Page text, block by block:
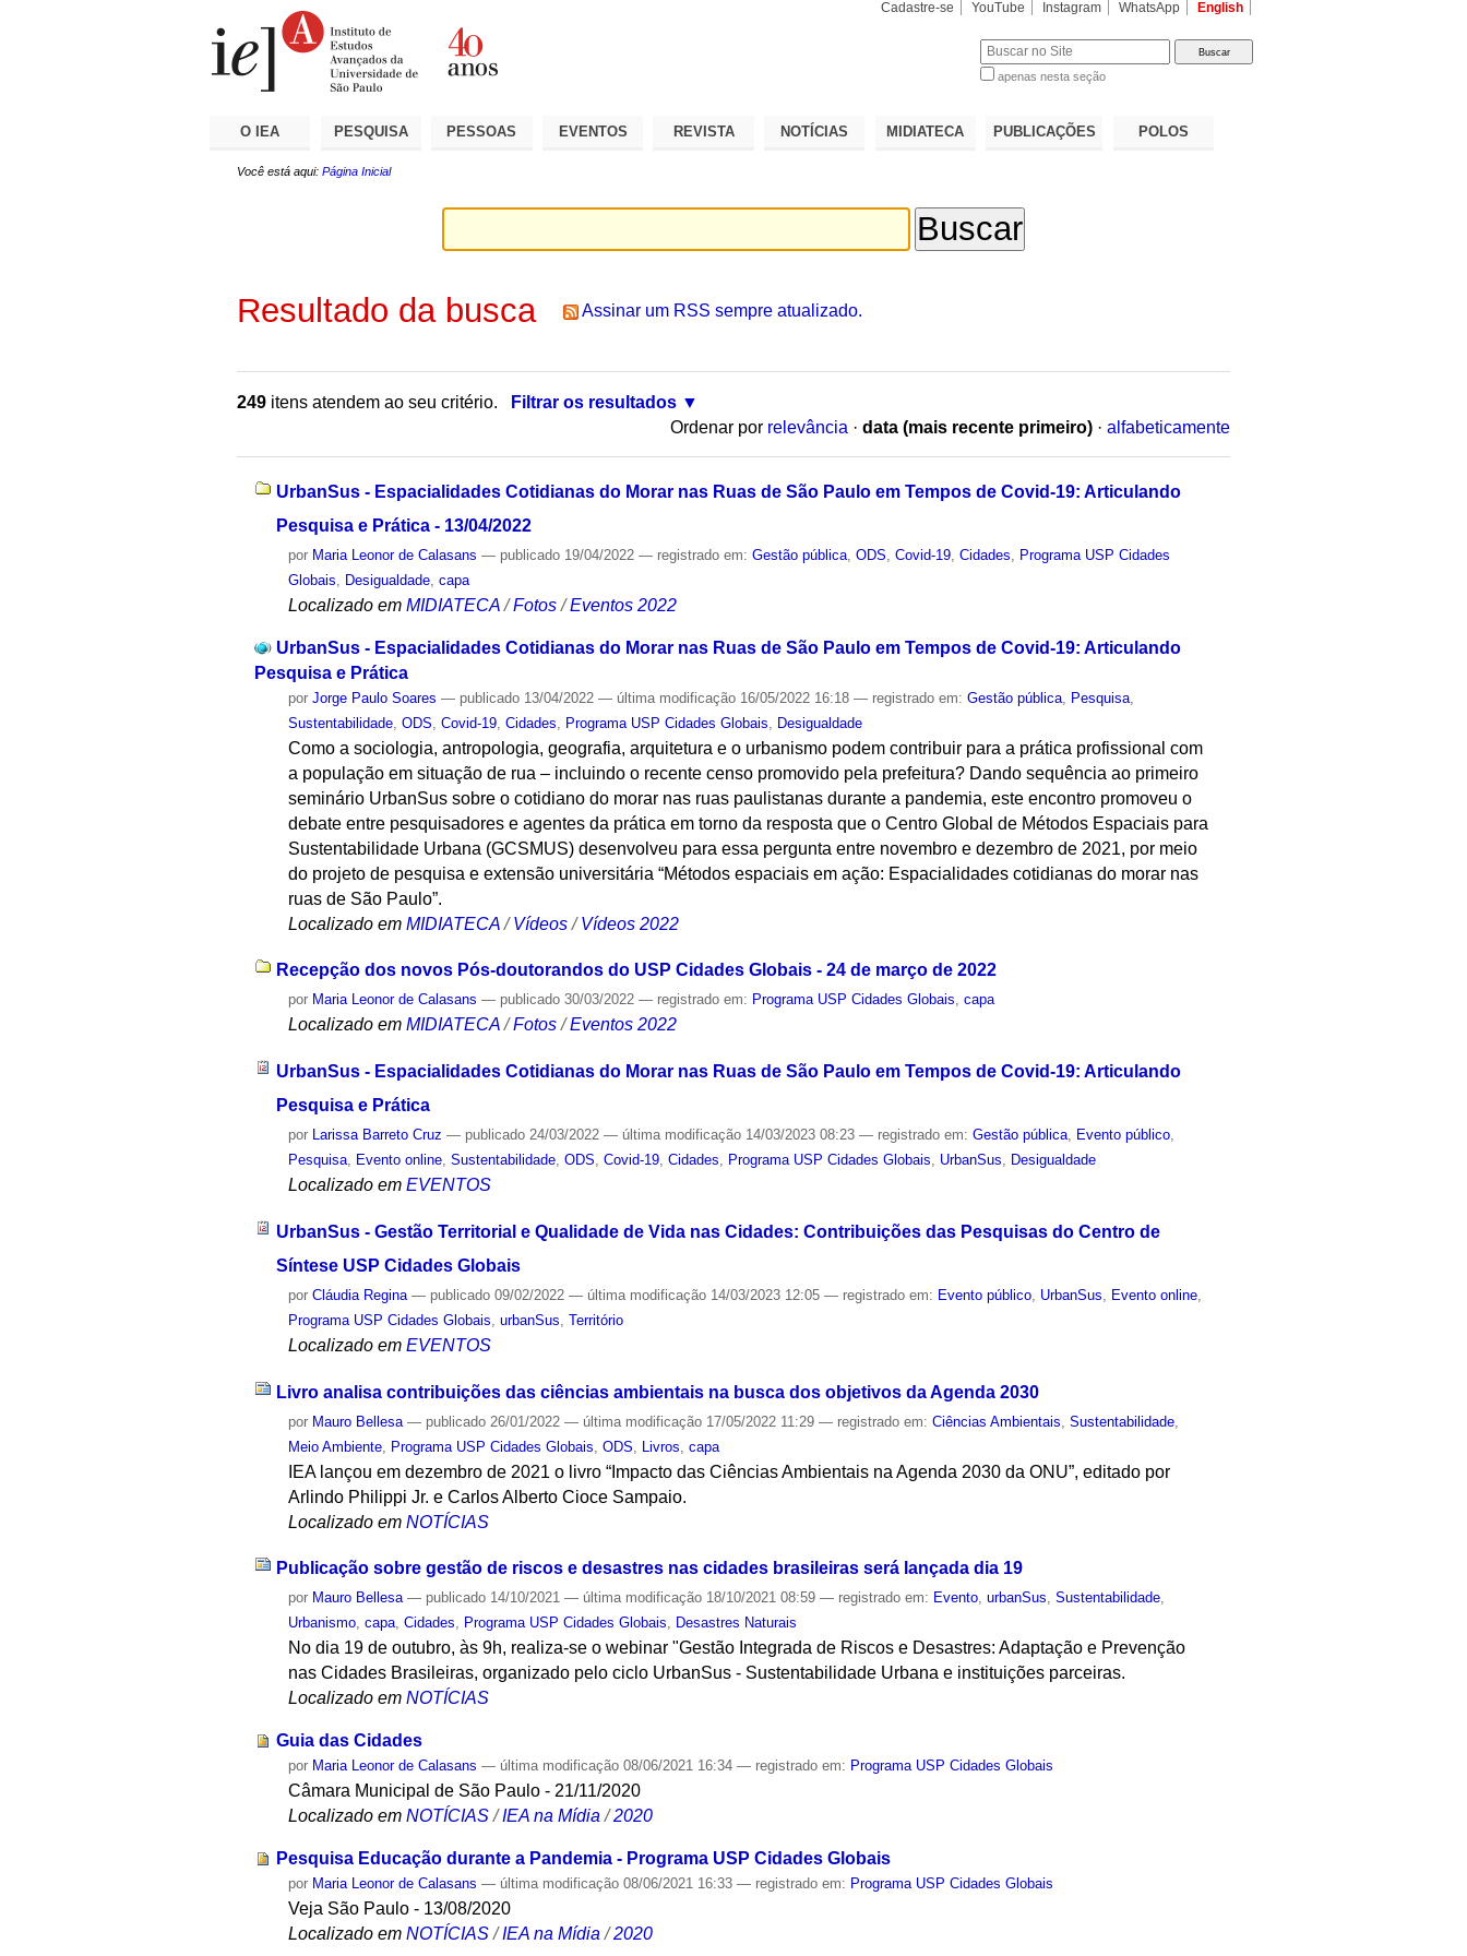
Cadastre-se YouTube Instagram WhatsApp English
apenas nesta seção
O IEA PESQUISA PESSOAS EVENTOS REVISTA NOTÍCIAS MIDIATECA PUBLICAÇÕES POLOS
Você está aqui: Página Inicial
Resultado da busca Assinar um RSS sempre atualizado.
249 itens atendem ao seu critério.
Filtrar os resultados
Ordenar por relevância · data (mais recente primeiro) · alfabeticamente
UrbanSus - Espacialidades Cotidianas do Morar nas Ruas de São Paulo em Tempos de Covid-19: Articulando
Pesquisa e Prática - 13/04/2022
por Maria Leonor de Calasans — publicado 19/04/2022— registrado em:Gestão pública ,ODS ,Covid-19 ,Cidades
Programa USP Cidades
Globais
Desigualdade ,capa
Localizado em MIDIATECA /Fotos /Eventos 2022
UrbanSus - Espacialidades Cotidianas do Morar nas Ruas de São Paulo em Tempos de Covid-19: Articulando
Pesquisa e Prática
porJorge Paulo Soares — publicado 13/04/2022— última modificação 16/05/2022 16:18— registrado em:Gestão pública Pesquisa
Sustentabilidade ,ODS ,Covid-19 ,Cidades Programa USP Cidades Globais Desigualdade
Como a sociologia, antropologia, geografia, arquitetura e o urbanismo podem contribuir para a prática profissional com
a população em situação de rua – incluindo o recente censo promovido pela prefeitura? Dando sequência ao primeiro
seminário UrbanSus sobre o cotidiano do morar nas ruas paulistanas durante a pandemia, este encontro promoveu o
debate entre pesquisadores e agentes da prática em torno da resposta que o Centro Global de Métodos Espaciais para
Sustentabilidade Urbana (GCSMUS) desenvolveu para essa pergunta entre novembro e dezembro de 2021, por meio
do projeto de pesquisa e extensão universitária “Métodos espaciais em ação: Espacialidades cotidianas do morar nas
ruas de São Paulo”.
Localizado em MIDIATECA /Vídeos /Vídeos 2022
Recepção dos novos Pós-doutorandos do USP Cidades Globais - 24 de março de 2022
por Maria Leonor de Calasans — publicado 30/03/2022— registrado em: Programa USP Cidades Globais,capa
Localizado em MIDIATECA /Fotos /Eventos 2022
UrbanSus - Espacialidades Cotidianas do Morar nas Ruas de São Paulo em Tempos de Covid-19: Articulando
Pesquisa e Prática
por Larissa Barreto Cruz — publicado 24/03/2022— última modificação 14/03/2023 08:23— registrado em:Gestão pública, Evento público,
Pesquisa, Evento online,Sustentabilidade,ODS,Covid-19,Cidades, Programa USP Cidades Globais, UrbanSus, Desigualdade
Localizado em EVENTOS
UrbanSus - Gestão Territorial e Qualidade de Vida nas Cidades: Contribuições das Pesquisas do Centro de
Síntese USP Cidades Globais
porCláudia Regina — publicado 09/02/2022— última modificação 14/03/2023 12:05— registrado em: Evento público UrbanSus Evento online
Programa USP Cidades Globais ,urbanSus ,Território
Localizado em EVENTOS
Livro analisa contribuições das ciências ambientais na busca dos objetivos da Agenda 2030
por Mauro Bellesa — publicado 26/01/2022— última modificação 17/05/2022 11:29— registrado em:Ciências Ambientais ,Sustentabilidade
Meio Ambiente Programa USP Cidades Globais ,ODS Livros ,capa
IEA lançou em dezembro de 2021 o livro “Impacto das Ciências Ambientais na Agenda 2030 da ONU”, editado por
Arlindo Philippi Jr. e Carlos Alberto Cioce Sampaio.
Localizado em NOTÍCIAS
Publicação sobre gestão de riscos e desastres nas cidades brasileiras será lançada dia 19
por Mauro Bellesa — publicado 14/10/2021— última modificação 18/10/2021 08:59— registrado em: Evento,urbanSus,Sustentabilidade,
Urbanismo,capa,Cidades, Programa USP Cidades Globais, Desastres Naturais
No dia 19 de outubro, às 9h, realiza-se o webinar "Gestão Integrada de Riscos e Desastres: Adaptação e Prevenção
nas Cidades Brasileiras, organizado pelo ciclo UrbanSus - Sustentabilidade Urbana e instituições parceiras.
Localizado em NOTÍCIAS
Guia das Cidades
por Maria Leonor de Calasans — última modificação 08/06/2021 16:34— registrado em: Programa USP Cidades Globais
Câmara Municipal de São Paulo - 21/11/2020
Localizado em NOTÍCIAS /IEA na Mídia /2020
Pesquisa Educação durante a Pandemia - Programa USP Cidades Globais
por Maria Leonor de Calasans — última modificação 08/06/2021 16:33— registrado em: Programa USP Cidades Globais
Veja São Paulo - 13/08/2020
Localizado em NOTÍCIAS /IEA na Mídia /2020